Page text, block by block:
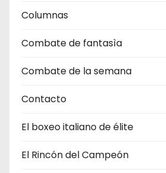
Columnas
Combate de fantasìa
Combate de la semana
Contacto
El boxeo italiano de élite
El Rincón del Campeón